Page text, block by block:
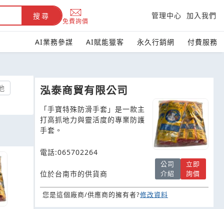
搜尋
免費詢價
管理中心 加入我們
AI業務參謀 AI賦能獵客 永久行銷網 付費服務
泓泰商貿有限公司
「手寶特殊防滑手套」是一款主
打高抓地力與靈活度的專業防護
手套。
電話:065702264
位於台南市的供貨商
公司
介紹
立即
詢價
您是這個廠商/供應商的擁有者?修改資料